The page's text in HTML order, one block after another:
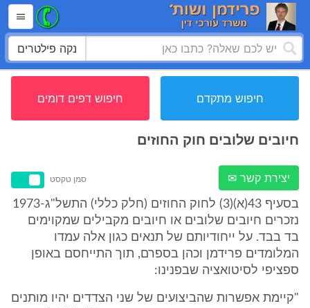
נקה פילטרים
חיפוש מתקדם חיפוש דפים דומים
חיובים שלובים חוק החוזים
יצירת קשר ✉ סמן טקסט
בסעיף 43(א)(3) לחוק החוזים (חלק כללי) התשל"ג-1973
נזכרים חיובים שלובים או חיובים מקבילים שמקוימים
בד בבד. על ייחודיותם של תנאים כגון אלה עמדו
המלומדים פרידמן וכהן בספרם, תוך התייחסם באופן
ספציפי לסיטואציה שבפנינו:
"קיימת אפשרות שהביצועים של שני הצדדים יהיו מותנים